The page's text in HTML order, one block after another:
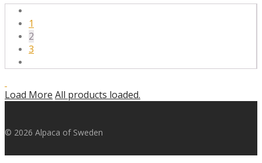
1
2
3
Load More All products loaded.
© 2026 Alpaca of Sweden